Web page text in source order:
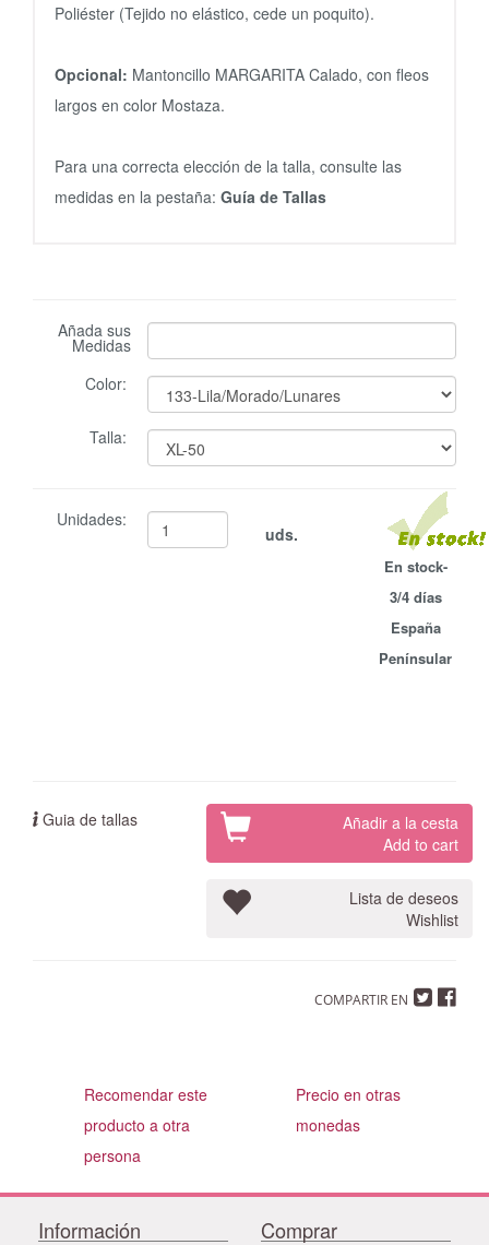
Poliéster (Tejido no elástico, cede un poquito).
Opcional: Mantoncillo MARGARITA Calado, con fleos
largos en color Mostaza.
Para una correcta elección de la talla, consulte las
medidas en la pestaña: Guía de Tallas
Añada sus
Medidas
Color:
Talla:
Unidades:
uds.
En stock-
3/4 días
España
Penínsular
Guia de tallas
Añadir a la cesta
Add to cart
Lista de deseos
Wishlist
COMPARTIR EN
Recomendar este
producto a otra
persona
Precio en otras
monedas
Información Comprar